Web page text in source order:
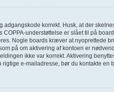
korrekt. Husk, at der
understøttelse er slået til på
Nogle boards kræver at nyoprettede
på om aktivering af kontoen er
ikke var korrekt. Aktivering
e-mailadresse, bør du kontakte en